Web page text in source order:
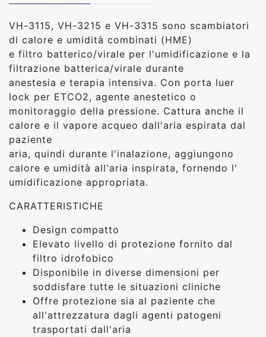
VH-3115, VH-3215 e VH-3315 sono scambiatori
di calore e umidità combinati (HME)
e filtro batterico/virale per l'umidificazione e la
filtrazione batterica/virale durante
anestesia e terapia intensiva. Con porta luer
lock per ETCO2, agente anestetico o
monitoraggio della pressione. Cattura anche il
calore e il vapore acqueo dall'aria espirata dal
paziente
aria, quindi durante l'inalazione, aggiungono
calore e umidità all'aria inspirata, fornendo l'
umidificazione appropriata.
CARATTERISTICHE
Design compatto
Elevato livello di protezione fornito dal
filtro idrofobico
Disponibile in diverse dimensioni per
soddisfare tutte le situazioni cliniche
Offre protezione sia al paziente che
all'attrezzatura dagli agenti patogeni
trasportati dall'aria